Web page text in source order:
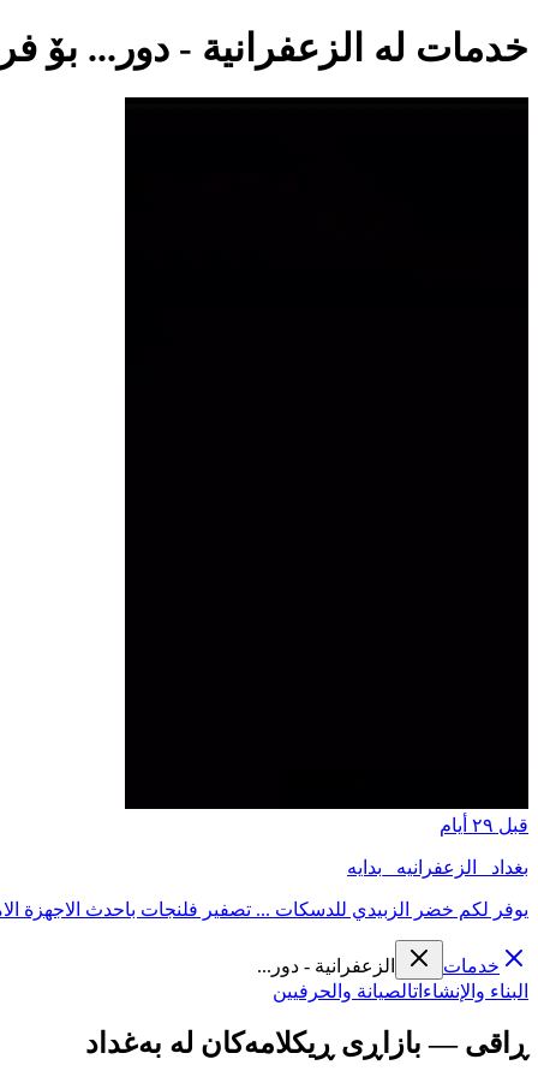
خدمات لە الزعفرانية - دور... بۆ
قبل ٢٩ أيام
بغداد _الزعفرانيه _بدايه
يوفر لكم خضر الزبيدي للدسكات ... تصفير فلنجات باحدث الاجهزة
خدمات
الزعفرانية - دور...
البناء والإنشاءاتالصيانة والحرفيين
ڕاقی — بازاڕی ڕیکلامەکان لە بەغداد